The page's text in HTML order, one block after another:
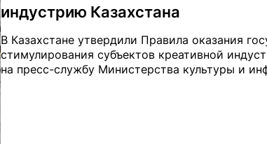
индустрию Казахстана
В Казахстане утвердили Правила оказания
стимулирования субъектов креативной
на пресс-службу Министерства культуры и